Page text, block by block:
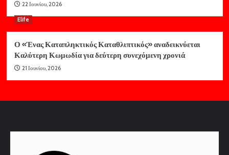
22 Ιουνίου, 2026
Elife
Ο «Ένας Καταπληκτικός Καταθλιπτικός» αναδεικνύεται
Καλύτερη Κωμωδία για δεύτερη συνεχόμενη χρονιά
21 Ιουνίου, 2026